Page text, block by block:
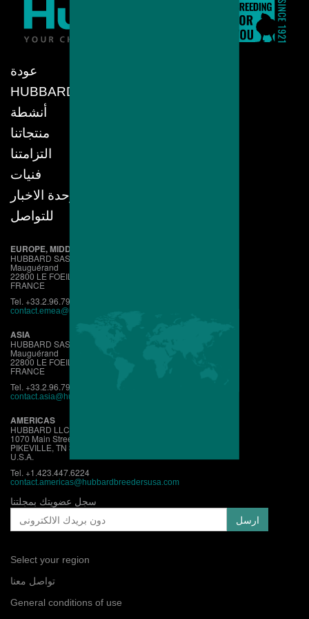
عودة
HUBBARD
أنشطة
منتجاتنا
التزامتنا
فنيات
وحدة الاخبار
للتواصل
EUROPE, MIDDLE EAST, AFRICA
HUBBARD SAS
Mauguérand
22800 LE FOEIL - QUINTIN
FRANCE
Tel. +33.2.96.79.63.70
contact.emea@hubbardbreeders.com
ASIA
HUBBARD SAS
Mauguérand
22800 LE FOEIL - QUINTIN
FRANCE
Tel. +33.2.96.79.63.70
contact.asia@hubbardbreeders.com
AMERICAS
HUBBARD LLC
1070 Main Street
PIKEVILLE, TN 37367
U.S.A.
Tel. +1.423.447.6224
contact.americas@hubbardbreedersusa.com
سجل عضويتك بمجلتنا
Select your region
تواصل معنا
General conditions of use